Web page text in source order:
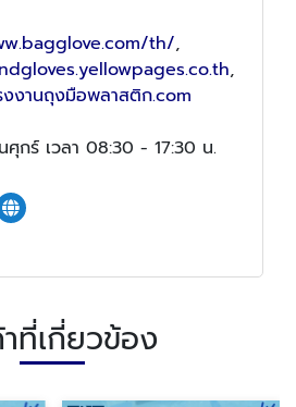
th/,
,
งานถุงมือพลาสติก.com
กร์ เวลา 08:30 - 17:30 น.
ที่เกี่ยวข้อง